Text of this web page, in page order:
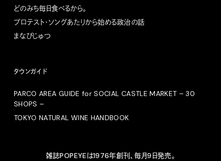
どのみち毎日食べるから。
プロテスト・ソングあたりから始める政治の話
まなびじゅつ
タウンガイド
PARCO AREA GUIDE for SOCIAL CASTLE MARKET – 30
SHOPS –
TOKYO NATURAL WINE HANDBOOK
雑誌POPEYEは1976年創刊、毎月9日発売。